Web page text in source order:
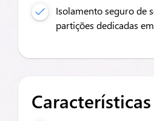
Isolamento seguro de
partições dedicadas